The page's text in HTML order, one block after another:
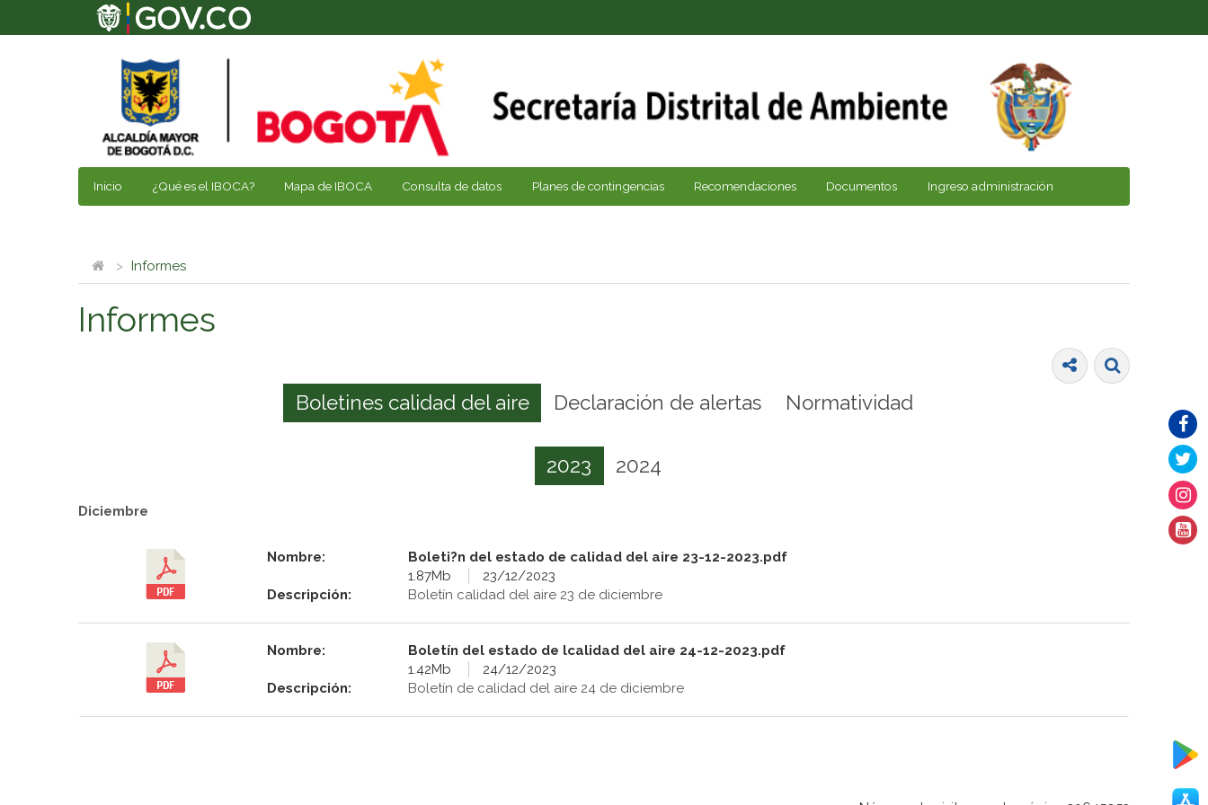
Inicio ¿Qué es el IBOCA? Mapa de IBOCA Consulta de datos Planes de contingencias Recomendaciones Documentos Ingreso administración
Informes
Informes
Boletines calidad del aire Declaración de alertas Normatividad
2023 2024
Diciembre
Nombre:
Boleti?n del estado de calidad del aire 23-12-2023.pdf
1.87Mb
23/12/2023
Descripción:
Boletín calidad del aire 23 de diciembre
Nombre:
Boletín del estado de lcalidad del aire 24-12-2023.pdf
1.42Mb
24/12/2023
Descripción:
Boletín de calidad del aire 24 de diciembre